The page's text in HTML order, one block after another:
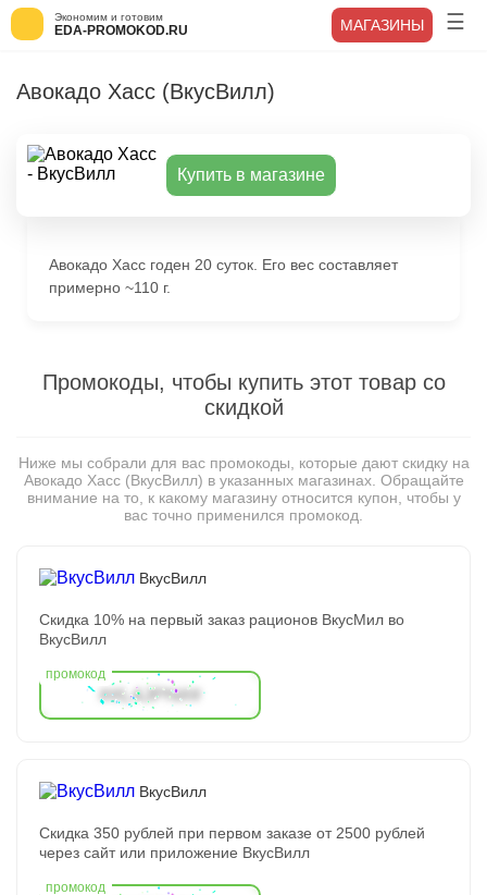
Экономим и готовим
EDA-PROMOKOD.RU МАГАЗИНЫ
Авокадо Хасс (ВкусВилл)
Купить в магазине
Авокадо Хасс годен 20 суток. Его вес составляет
примерно ~110 г.
Промокоды, чтобы купить этот товар со
скидкой
Ниже мы собрали для вас промокоды, которые дают скидку на
Авокадо Хасс (ВкусВилл) в указанных магазинах. Обращайте
внимание на то, к какому магазину относится купон, чтобы у
вас точно применился промокод.
ВкусВилл
Скидка 10% на первый заказ рационов ВкусМил во
ВкусВилл
##L4JPN##
ВкусВилл
Скидка 350 рублей при первом заказе от 2500 рублей
через сайт или приложение ВкусВилл